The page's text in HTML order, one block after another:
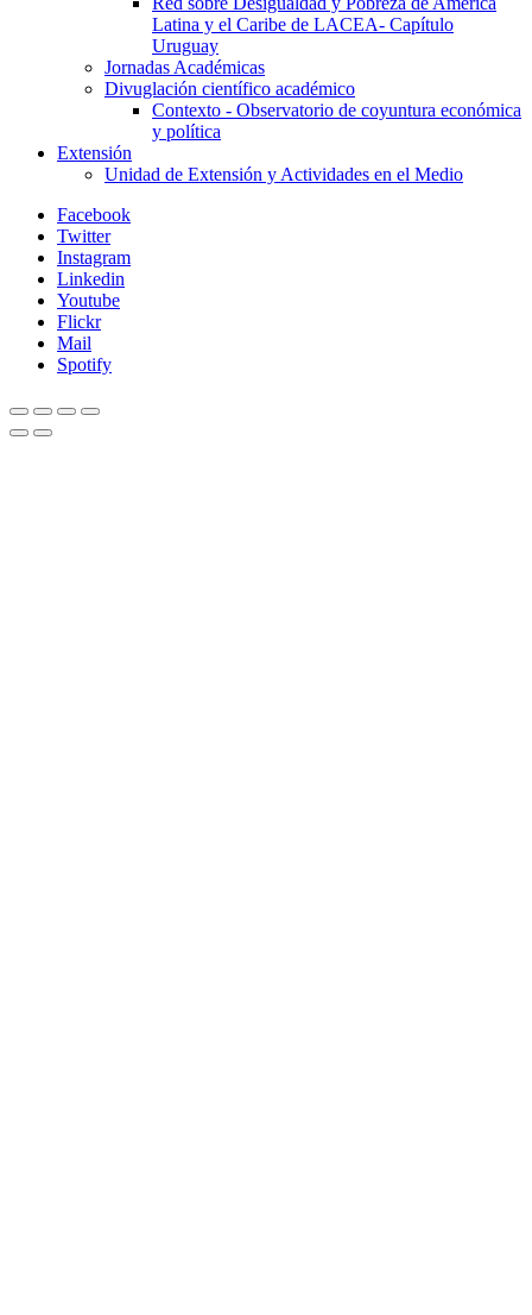
Latina y el Caribe de LACEA- Capítulo
Uruguay
Jornadas Académicas
Divuglación científico académico
Contexto - Observatorio de coyuntura económica
y política
Extensión
Unidad de Extensión y Actividades en el Medio
Facebook
Twitter
Instagram
Linkedin
Youtube
Flickr
Mail
Spotify